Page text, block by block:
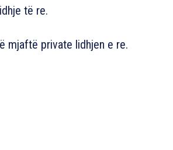
të re.
mjaftë private lidhjen e re.